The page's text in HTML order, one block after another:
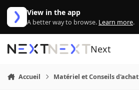
Aller au contenu
View in the app
A better way to browse. Learn more.
Next
Accueil Matériel et Conseils d'achat